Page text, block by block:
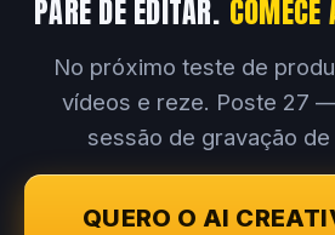
PARE DE EDITAR.
No próximo teste de
vídeos e reze. Poste 27
sessão de gravação
QUERO O AI